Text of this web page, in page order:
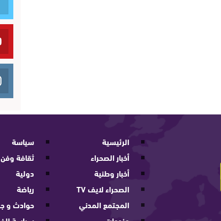
الرئيسية
أخبار الصحراء
أخبار وطنية
الصحراء لايف TV
المجتمع المدني
سياسة
ثقافة وفن
دولية
رياضة
حوادث و